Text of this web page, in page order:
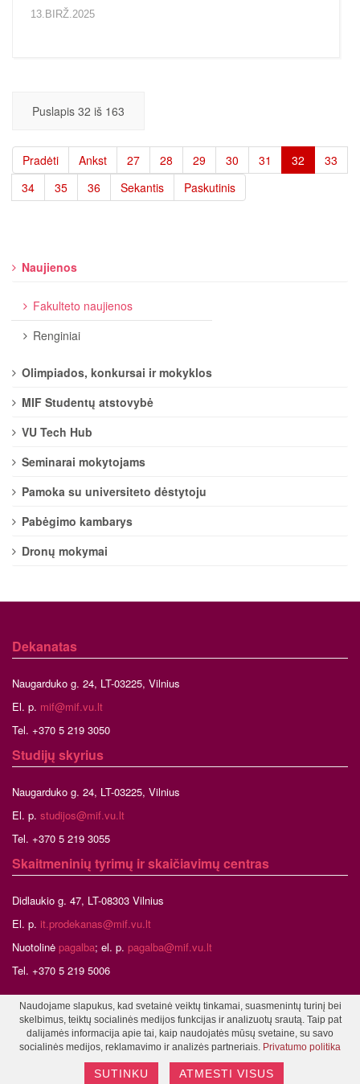
13.BIRŽ.2025
Puslapis 32 iš 163
Pradėti Ankst 27 28 29 30 31 32
33
34
35 36 Sekantis Paskutinis
Naujienos
Fakulteto naujienos
Renginiai
Olimpiados, konkursai ir mokyklos
MIF Studentų atstovybė
VU Tech Hub
Seminarai mokytojams
Pamoka su universiteto dėstytoju
Pabėgimo kambarys
Dronų mokymai
Dekanatas
Naugarduko g. 24, LT-03225, Vilnius
El. p. mif@mif.vu.lt
Tel. +370 5 219 3050
Studijų skyrius
Naugarduko g. 24, LT-03225, Vilnius
El. p. studijos@mif.vu.lt
Tel. +370 5 219 3055
Skaitmeninių tyrimų ir skaičiavimų centras
Didlaukio g. 47, LT-08303 Vilnius
El. p. it.prodekanas@mif.vu.lt
Nuotolinė pagalba; el. p. pagalba@mif.vu.lt
Tel. +370 5 219 5006
©2026 Vilniaus universitetas, Matematikos ir informatikos fakultetas
Tinklalapio administratorius
Naudojame slapukus, kad svetainė veiktų tinkamai, suasmenintų turinį bei
skelbimus, teiktų socialinės medijos funkcijas ir analizuotų srautą. Taip pat
dalijamės informacija apie tai, kaip naudojatės mūsų svetaine, su savo
socialinės medijos, reklamavimo ir analizės partneriais. Privatumo politika
SUTINKU ATMESTI VISUS